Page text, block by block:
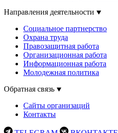
Направления деятельности
Социальное партнерство
Охрана труда
Правозащитная работа
Организационная работа
Информационная работа
Молодежная политика
Обратная связь
Сайты организаций
Контакты